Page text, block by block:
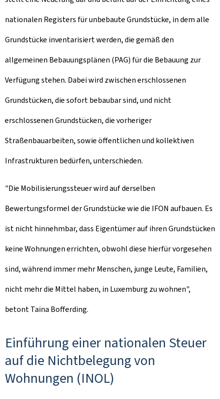
nationalen Registers für unbebaute Grundstücke, in dem alle
Grundstücke inventarisiert werden, die gemäß den
allgemeinen Bebauungsplänen (PAG) für die Bebauung zur
Verfügung stehen. Dabei wird zwischen erschlossenen
Grundstücken, die sofort bebaubar sind, und nicht
erschlossenen Grundstücken, die vorheriger
Straßenbauarbeiten, sowie öffentlichen und kollektiven
Infrastrukturen bedürfen, unterschieden.
"Die Mobilisierungssteuer wird auf derselben
Bewertungsformel der Grundstücke wie die IFON aufbauen. Es
ist nicht hinnehmbar, dass Eigentümer auf ihren Grundstücken
keine Wohnungen errichten, obwohl diese hierfür vorgesehen
sind, während immer mehr Menschen, junge Leute, Familien,
nicht mehr die Mittel haben, in Luxemburg zu wohnen",
betont Taina Bofferding.
Einführung einer nationalen Steuer
auf die Nichtbelegung von
Wohnungen (INOL)